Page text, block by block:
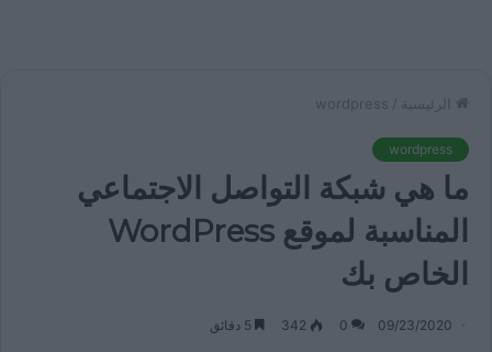
الرئيسية /
wordpress
wordpress
ما هي شبكة التواصل الاجتماعي
المناسبة لموقع WordPress
الخاص بك
09/23/2020
0
342